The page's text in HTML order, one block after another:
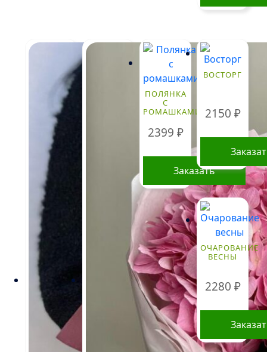
имеет
выбрать
товара.
ПОЛЯНКА
С
РОМАШКАМИ
2399 ₽
Заказать
ВОСТОРГ
2150 ₽
ОЧАРОВАНИЕ
ВЕСНЫ
2280 ₽